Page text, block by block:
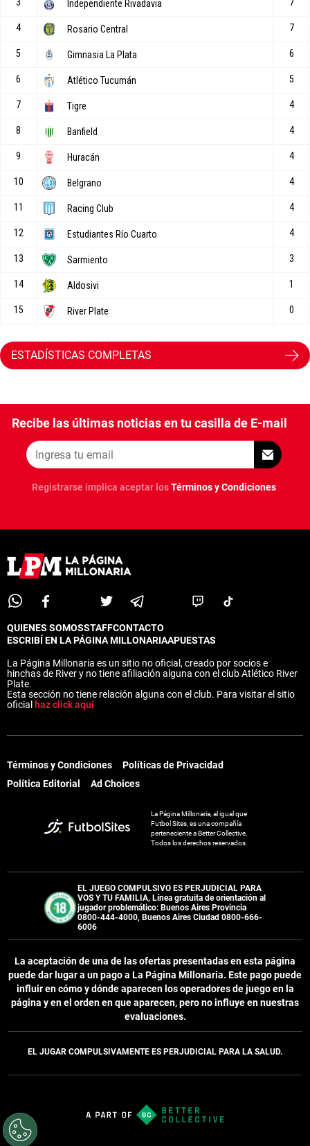
ESTADÍSTICAS COMPLETAS
Recibe las últimas noticias en tu casilla de E-mail
Registrarse implica aceptar losTérminos y Condiciones
QUIENES SOMOSSTAFFCONTACTO
ESCRIBÍ EN LA PÁGINA MILLONARIAAPUESTAS
La Página Millonaria es un sitio no oficial, creado por socios e
hinchas de River y no tiene afiliación alguna con el club Atlético River
Plate.
Esta sección no tiene relación alguna con el club. Para visitar el sitio
oficial haz click aquí
Términos y Condiciones
Políticas de Privacidad
Política Editorial
Ad Choices
La Página Millonaria, al igual que
Futbol Sites, es una compañía
perteneciente a Better Collective.
Todos los derechos reservados.
EL JUEGO COMPULSIVO ES PERJUDICIAL PARA
VOS Y TU FAMILIA, Línea gratuita de orientación al
jugador problemático: Buenos Aires Provincia
0800-444-4000, Buenos Aires Ciudad 0800-666-
6006
La aceptación de una de las ofertas presentadas en esta página
puede dar lugar a un pago a La Página Millonaria. Este pago puede
influir en cómo y dónde aparecen los operadores de juego en la
página y en el orden en que aparecen, pero no influye en nuestras
evaluaciones.
EL JUGAR COMPULSIVAMENTE ES PERJUDICIAL PARA LA SALUD.